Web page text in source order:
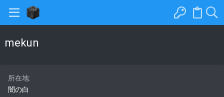
mekun
所在地
闇の白